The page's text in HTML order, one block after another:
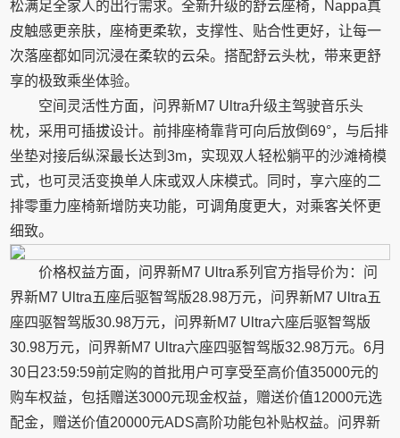
松满足全家人的出行需求。全新升级的舒云座椅，Nappa真
皮触感更亲肤，座椅更柔软，支撑性、贴合性更好，让每一
次落座都如同沉浸在柔软的云朵。搭配舒云头枕，带来更舒
享的极致乘坐体验。
空间灵活性方面，问界新M7 Ultra升级主驾驶音乐头
枕，采用可插拔设计。前排座椅靠背可向后放倒69°，与后排
坐垫对接后纵深最长达到3m，实现双人轻松躺平的沙滩椅模
式，也可灵活变换单人床或双人床模式。同时，享六座的二
排零重力座椅新增防夹功能，可调角度更大，对乘客关怀更
细致。
价格权益方面，问界新M7 Ultra系列官方指导价为：问
界新M7 Ultra五座后驱智驾版28.98万元，问界新M7 Ultra五
座四驱智驾版30.98万元，问界新M7 Ultra六座后驱智驾版
30.98万元，问界新M7 Ultra六座四驱智驾版32.98万元。6月
30日23:59:59前定购的首批用户可享受至高价值35000元的
购车权益，包括赠送3000元现金权益，赠送价值12000元选
配金，赠送价值20000元ADS高阶功能包补贴权益。问界新